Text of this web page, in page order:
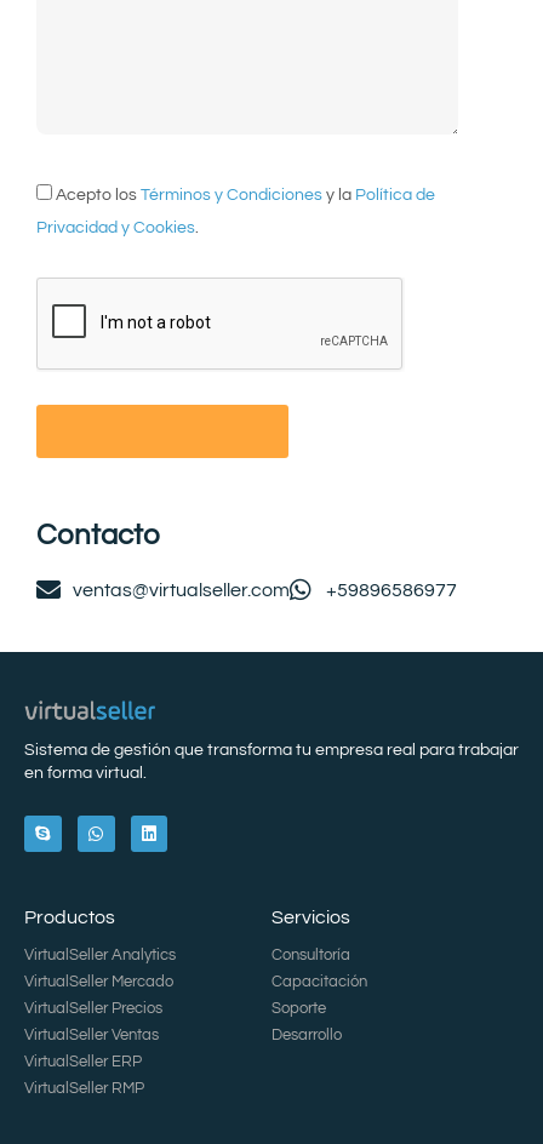
Acepto los Términos y Condiciones y la Política de
Privacidad y Cookies.
Contacto
ventas@virtualseller.com +59896586977
Sistema de gestión que transforma tu empresa real para trabajar
en forma virtual.
Productos
VirtualSeller Analytics
VirtualSeller Mercado
VirtualSeller Precios
VirtualSeller Ventas
VirtualSeller ERP
VirtualSeller RMP
Servicios
Consultoría
Capacitación
Soporte
Desarrollo